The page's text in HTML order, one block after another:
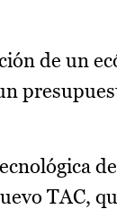
de un
TAC,